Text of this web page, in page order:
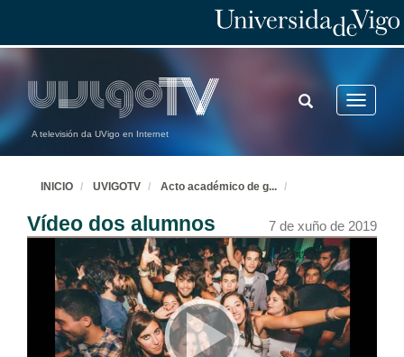
A televisión da UVigo en Internet
Toggle
TOGGLE
SEARCH
INICIO UVIGOTV Acto académico de g...
Vídeo dos alumnos 7 de xuño de 2019